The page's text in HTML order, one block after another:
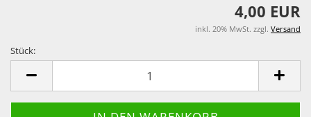
4,00 EUR
inkl. 20% MwSt. zzgl. Versand
Stück: